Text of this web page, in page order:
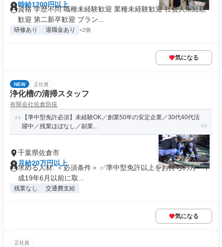
時給1200円以上
資格 学歴不問 職種未経験歓迎 業種未経験歓迎 社会人未経験
歓迎 第二新卒歓迎 ブラン...
研修あり 退職金あり +2個
気になる
NEW 正社員
浄化槽の清掃スタッフ
有限会社佐倉防疫
【準中型免許必須】未経験OK／創業50年の安定企業／30代40代活
躍中／残業ほぼなし／副業...
千葉県佐倉市
月給20万円以上
求める人材: ＜必須条件＞ ✅️準中型免許以上をお持ちの方 └平
成19年6月以前に取...
残業なし 交通費支給
気になる
正社員